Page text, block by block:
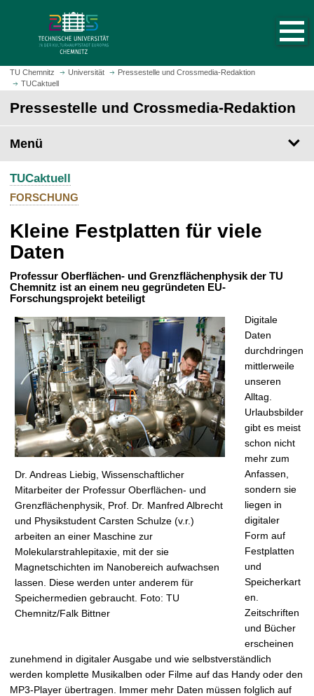
m
H
t
s
i
e
a
u
f
r
u
f
e
TU Chemnitz Universität
Pressestelle und Crossmedia-Redaktion
TUCaktuell
Pressestelle und Crossmedia-Redaktion
Menü
TUCaktuell
FORSCHUNG
Kleine Festplatten für viele
Daten
Professur Oberflächen- und Grenzflächenphysik der TU
Chemnitz ist an einem neu gegründeten EU-
Forschungsprojekt beteiligt
Dr. Andreas Liebig, Wissenschaftlicher
Mitarbeiter der Professur Oberflächen- und
Grenzflächenphysik, Prof. Dr. Manfred Albrecht
und Physikstudent Carsten Schulze (v.r.)
arbeiten an einer Maschine zur
Molekularstrahlepitaxie, mit der sie
Magnetschichten im Nanobereich aufwachsen
lassen. Diese werden unter anderem für
Speichermedien gebraucht. Foto: TU
Chemnitz/Falk Bittner
Digitale
Daten
durchdringen
mittlerweile
unseren
Alltag.
Urlaubsbilder
gibt es meist
schon nicht
mehr zum
Anfassen,
sondern sie
liegen in
digitaler
Form auf
Festplatten
und
Speicherkart
en.
Zeitschriften
und Bücher
erscheinen
zunehmend in digitaler Ausgabe und wie selbstverständlich
werden komplette Musikalben oder Filme auf das Handy oder den
MP3-Player übertragen. Immer mehr Daten müssen folglich auf